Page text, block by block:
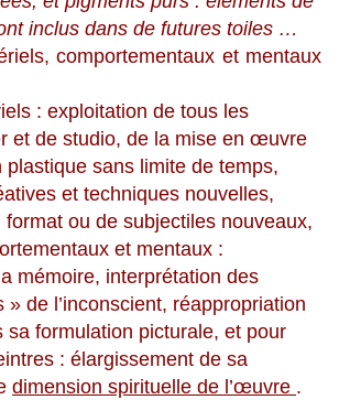
inclus dans de futures toiles …
comportementaux et mentaux
: exploitation de tous les
et de studio, de la mise en œuvre
plastique sans limite de temps,
et techniques nouvelles,
format ou de subjectiles nouveaux,
et mentaux :
mémoire, interprétation des
» de l’inconscient, réappropriation
sa formulation picturale, et pour
: élargissement de sa
dimension spirituelle de l’œuvre .